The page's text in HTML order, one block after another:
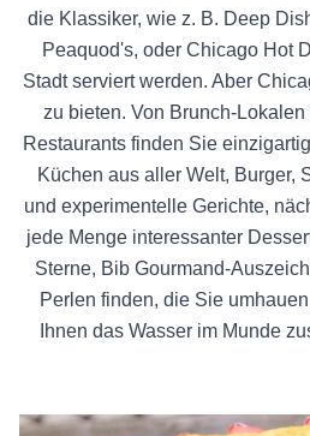
die Klassiker, wie z. B. Deep
Peaquod's, oder Chicago Hot
Stadt serviert werden. Aber
zu bieten. Von Brunch-
Restaurants finden Sie
Küchen aus aller Welt, Burger,
und experimentelle Gerichte,
jede Menge interessanter
Sterne, Bib Gourmand-
Perlen finden, die Sie
Ihnen das Wasser im Munde